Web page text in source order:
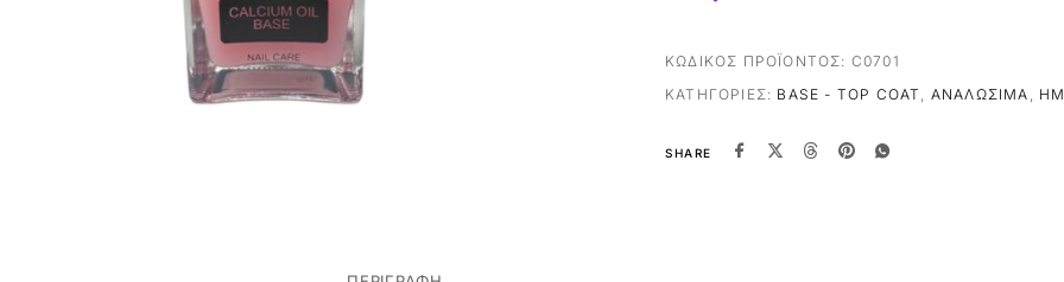
ΚΩΔΙΚΌΣ ΠΡΟΪΌΝΤΟΣ: C0701
ΚΑΤΗΓΟΡΊΕΣ: BASE - TOP COAT ΑΝΑΛΏΣΙΜΑ
SHARE